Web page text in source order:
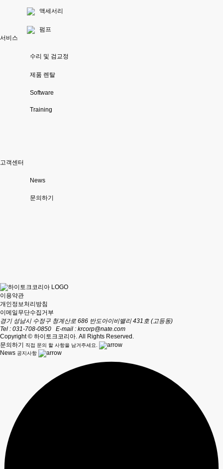
액세서리
펌프
서비스
수리 및 검교정
제품 렌탈
Software
Training
고객센터
News
문의하기
이용약관
개인정보처리방침
이메일무단수집거부
경기 성남시 수정구 청계산로 686 반도아이비밸리 431호 (고등동)
Tel : 031-708-0850
E-mail : krcorp@nate.com
Copyright © 하이토크코리아. All Rights Reserved.
문의하기
직접 문의 할 사항을 남겨주세요.
News 공지사항